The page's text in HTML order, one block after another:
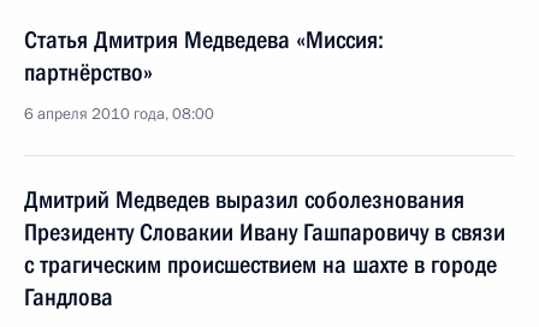
Статья Дмитрия Медведева «Миссия:
партнёрство»
6 апреля 2010 года, 08:00
Дмитрий Медведев выразил соболезнования
Президенту Словакии Ивану Гашпаровичу в связи
с трагическим происшествием на шахте в городе
Гандлова